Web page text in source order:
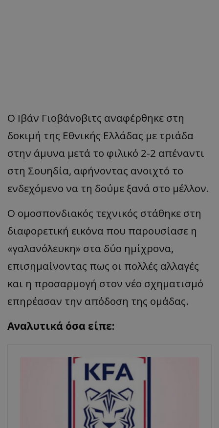
Ο Ιβάν Γιοβάνοβιτς αναφέρθηκε στη
δοκιμή της Εθνικής Ελλάδας με τριάδα
στην άμυνα μετά το φιλικό 2-2 απέναντι
στη Σουηδία, αφήνοντας ανοιχτό το
ενδεχόμενο να τη δούμε ξανά στο μέλλον.
Ο ομοσπονδιακός τεχνικός στάθηκε στη
διαφορετική εικόνα που παρουσίασε η
«γαλανόλευκη» στα δύο ημίχρονα,
επισημαίνοντας πως οι πολλές αλλαγές
και η προσαρμογή στον νέο σχηματισμό
επηρέασαν την απόδοση της ομάδας.
Αναλυτικά όσα είπε: